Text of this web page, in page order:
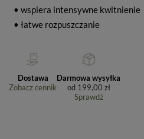
• wspiera intensywne kwitnienie
• łatwe rozpuszczanie
Dostawa
Zobacz cennik
Darmowa wysyłka
od 199,00 zł
Sprawdź